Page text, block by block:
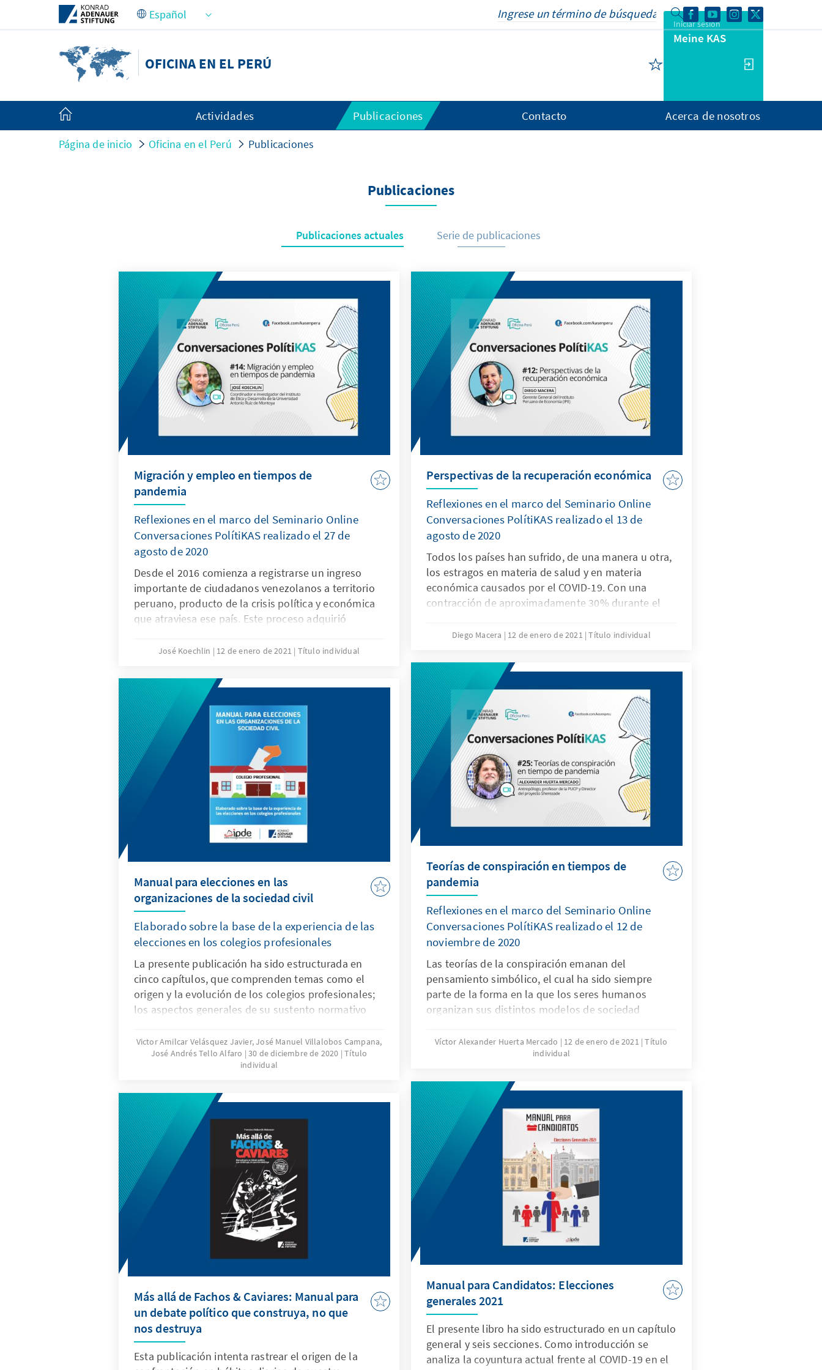
Saltar al contenido principal
OFICINA EN EL PERÚ
Iniciar sesión
Meine KAS
Actividades Publicaciones Contacto Acerca de nosotros
Página de inicio Oficina en el Perú Publicaciones
Publicaciones
Publicaciones actuales Serie de publicaciones
Migración y empleo en tiempos de
pandemia
Reflexiones en el marco del Seminario Online
Conversaciones PolítiKAS realizado el 27 de
agosto de 2020
Desde el 2016 comienza a registrarse un ingreso
importante de ciudadanos venezolanos a territorio
peruano, producto de la crisis política y económica
que atraviesa ese país. Este proceso adquirió
últimos años donde se estima en aproximadamente
José Koechlin 12 de enero de 2021 Título individual
Perspectivas de la recuperación económica
Reflexiones en el marco del Seminario Online
Conversaciones PolítiKAS realizado el 13 de
agosto de 2020
Todos los países han sufrido, de una manera u otra,
los estragos en materia de salud y en materia
económica causados por el COVID-19. Con una
contracción de aproximadamente 30% durante el
fue la de mayor reducción de la región
Diego Macera 12 de enero de 2021 Título individual
Teorías de conspiración en tiempos de
pandemia
Reflexiones en el marco del Seminario Online
Conversaciones PolítiKAS realizado el 12 de
noviembre de 2020
Las teorías de la conspiración emanan del
pensamiento simbólico, el cual ha sido siempre
parte de la forma en la que los seres humanos
organizan sus distintos modelos de sociedad
Víctor Alexander Huerta Mercado 12 de enero de 2021 Título
individual
Manual para elecciones en las
organizaciones de la sociedad civil
Elaborado sobre la base de la experiencia de las
elecciones en los colegios profesionales
La presente publicación ha sido estructurada en
cinco capítulos, que comprenden temas como el
origen y la evolución de los colegios profesionales;
los aspectos generales de su sustento normativo
es un proceso electoral y como el mismo se
desarrolla en el seno de cada una de estas
sociedades intermedias con la finalidad de renovar
tratamiento de su tema de inscripción ante los
Registros Públicos.
Victor Amilcar Velásquez Javier, José Manuel Villalobos Campana,
José Andrés Tello Alfaro
30 de diciembre de 2020 Título
individual
Manual para Candidatos: Elecciones
generales 2021
El presente libro ha sido estructurado en un capítulo
general y seis secciones. Como introducción se
analiza la coyuntura actual frente al COVID-19 en el
Más allá de Fachos & Caviares: Manual para
un debate político que construya, no que
nos destruya
Esta publicación intenta rastrear el origen de la